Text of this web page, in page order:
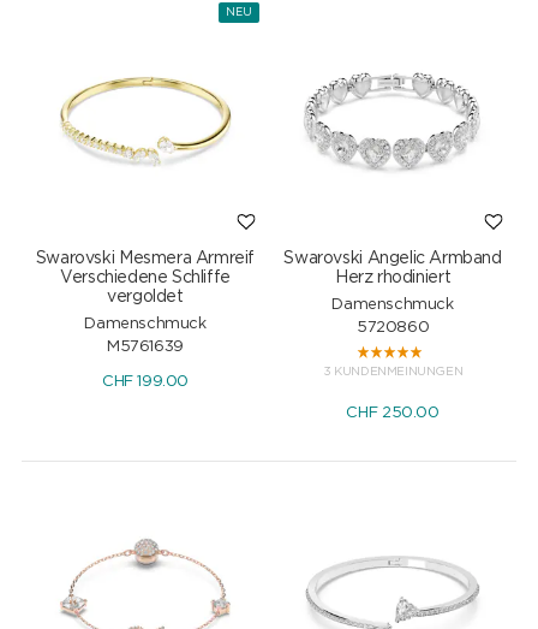
NEU
Swarovski Mesmera Armreif
Verschiedene Schliffe
vergoldet
Damenschmuck
M5761639
CHF199.00
Swarovski Angelic Armband
Herz rhodiniert
Damenschmuck
5720860
3 KUNDENMEINUNGEN
CHF250.00